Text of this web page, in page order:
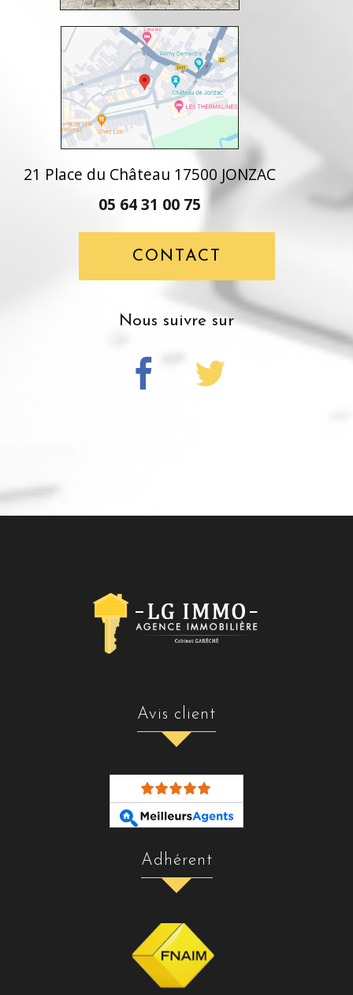
21 Place du Château 17500 JONZAC
05 64 31 00 75
CONTACT
nous suivre sur
avis client
adhérent